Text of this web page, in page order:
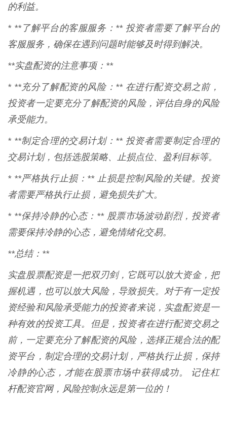
的利益。
* **了解平台的客服服务：** 投资者需要了解平台的
客服服务，确保在遇到问题时能够及时得到解决。
**实盘配资的注意事项：**
* **充分了解配资的风险：** 在进行配资交易之前，
投资者一定要充分了解配资的风险，评估自身的风险
承受能力。
* **制定合理的交易计划：** 投资者需要制定合理的
交易计划，包括选股策略、止损点位、盈利目标等。
* **严格执行止损：** 止损是控制风险的关键。投资
者需要严格执行止损，避免损失扩大。
* **保持冷静的心态：** 股票市场波动剧烈，投资者
需要保持冷静的心态，避免情绪化交易。
**总结：**
实盘股票配资是一把双刃剑，它既可以放大资金，把
握机遇，也可以放大风险，导致损失。对于有一定投
资经验和风险承受能力的投资者来说，实盘配资是一
种有效的投资工具。但是，投资者在进行配资交易之
前，一定要充分了解配资的风险，选择正规合法的配
资平台，制定合理的交易计划，严格执行止损，保持
冷静的心态，才能在股票市场中获得成功。 记住杠
杆配资官网，风险控制永远是第一位的！